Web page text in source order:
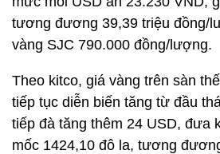
tương đương 39,39 triệu đồng/
vàng SJC 790.000 đồng/lượng.
Theo kitco, giá vàng trên sàn
tiếp tục diễn biến tăng từ đầu
tiếp đà tăng thêm 24 USD, đưa
mốc 1424,10 đô la, tương